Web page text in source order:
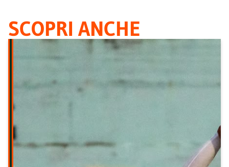
SCOPRI ANCHE